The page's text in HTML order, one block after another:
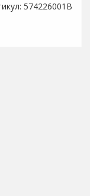
574226001B